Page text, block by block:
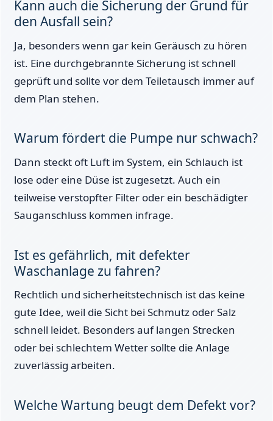
Kann auch die Sicherung der Grund für
den Ausfall sein?
Ja, besonders wenn gar kein Geräusch zu hören
ist. Eine durchgebrannte Sicherung ist schnell
geprüft und sollte vor dem Teiletausch immer auf
dem Plan stehen.
Warum fördert die Pumpe nur schwach?
Dann steckt oft Luft im System, ein Schlauch ist
lose oder eine Düse ist zugesetzt. Auch ein
teilweise verstopfter Filter oder ein beschädigter
Sauganschluss kommen infrage.
Ist es gefährlich, mit defekter
Waschanlage zu fahren?
Rechtlich und sicherheitstechnisch ist das keine
gute Idee, weil die Sicht bei Schmutz oder Salz
schnell leidet. Besonders auf langen Strecken
oder bei schlechtem Wetter sollte die Anlage
zuverlässig arbeiten.
Welche Wartung beugt dem Defekt vor?